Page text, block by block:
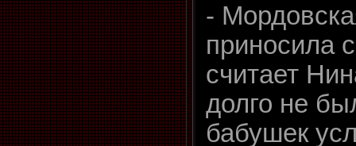
-
приносила
считает
долго не
бабушек